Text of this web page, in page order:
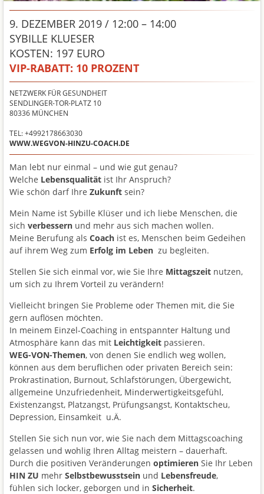
9. DEZEMBER 2019 / 12:00 – 14:00
SYBILLE KLUESER
KOSTEN: 197 EURO
VIP-RABATT: 10 PROZENT
NETZWERK FÜR GESUNDHEIT
SENDLINGER-TOR-PLATZ 10
80336 MÜNCHEN
TEL: +4992178663030
WWW.WEGVON-HINZU-COACH.DE
Man lebt nur einmal – und wie gut genau?
Welche Lebensqualität ist Ihr Anspruch?
Wie schön darf Ihre Zukunft sein?
Mein Name ist Sybille Klüser und ich liebe Menschen, die
sich verbessern und mehr aus sich machen wollen.
Meine Berufung als Coach ist es, Menschen beim Gedeihen
auf ihrem Weg zum Erfolg im Leben zu begleiten.
Stellen Sie sich einmal vor, wie Sie Ihre Mittagszeit nutzen,
um sich zu Ihrem Vorteil zu verändern!
Vielleicht bringen Sie Probleme oder Themen mit, die Sie
gern auflösen möchten.
In meinem Einzel-Coaching in entspannter Haltung und
Atmosphäre kann das mit Leichtigkeit passieren.
WEG-VON-Themen, von denen Sie endlich weg wollen,
können aus dem beruflichen oder privaten Bereich sein:
Prokrastination, Burnout, Schlafstörungen, Übergewicht,
allgemeine Unzufriedenheit, Minderwertigkeitsgefühl,
Existenzangst, Platzangst, Prüfungsangst, Kontaktscheu,
Depression, Einsamkeit u.Ä.
Stellen Sie sich nun vor, wie Sie nach dem Mittagscoaching
gelassen und wohlig Ihren Alltag meistern – dauerhaft.
Durch die positiven Veränderungen optimieren Sie Ihr Leben
HIN ZU mehr Selbstbewusstsein und Lebensfreude,
fühlen sich locker, geborgen und in Sicherheit.